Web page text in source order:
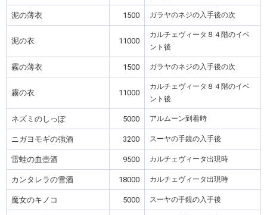
泥の薄衣 1500 ガラヤのネジの入手後の次
泥の衣 11000
カルチェヴィータ８４階のイベ
ント後
霧の薄衣 1500 ガラヤのネジの入手後の次
霧の衣 11000
カルチェヴィータ８４階のイベ
ント後
ネズミのしっぽ 5000 アルムーン到着時
ニガヨモギの強酒 3200 スーヤの手鏡の入手後
雷蛙の血壺酒 9500 カルチェヴィータ出現時
カンタレラの雪酒 18000 カルチェヴィータ出現時
魔女のキノコ 5000 スーヤの手鏡の入手後